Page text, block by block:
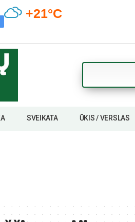
+21°C
SVEIKATA ŪKIS / VERSLAS